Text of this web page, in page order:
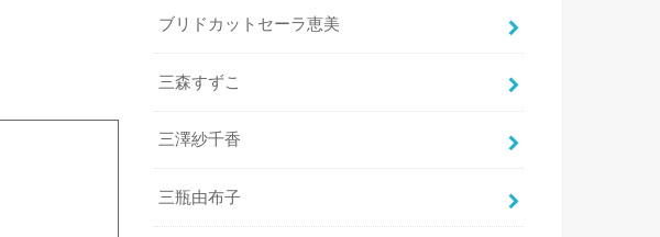
ブリドカットセーラ恵美
三森すずこ
三澤紗千香
三瓶由布子